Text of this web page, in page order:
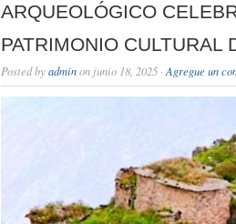
ARQUEOLÓGICO
PATRIMONIO CULTURAL
Posted byadminon junio 18, 2025 · Agregue un